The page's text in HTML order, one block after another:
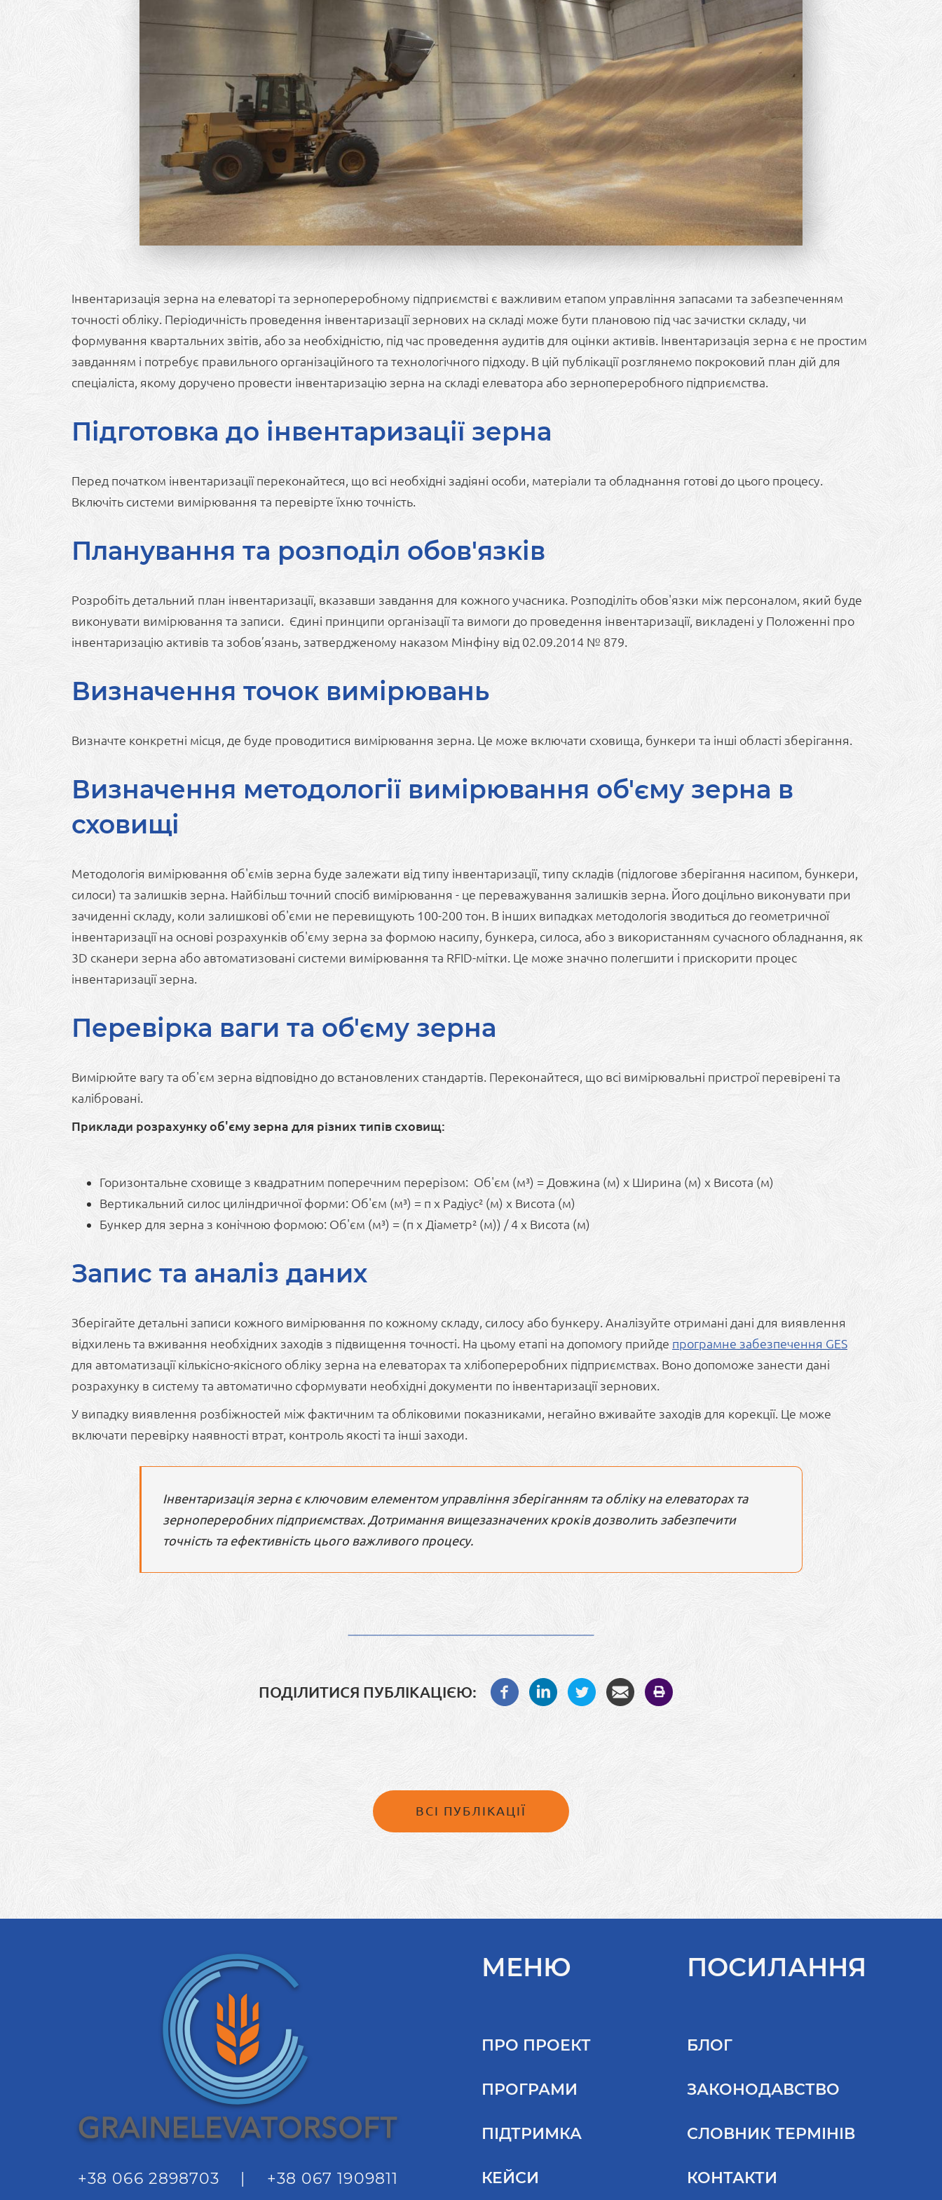
Інвентаризація зерна на елеваторі та зернопереробному підприємстві є важливим етапом управління запасами та забезпеченням
точності обліку. Періодичність проведення інвентаризації зернових на складі може бути плановою під час зачистки складу, чи
формування квартальних звітів, або за необхідністю, під час проведення аудитів для оцінки активів. Інвентаризація зерна є не простим
завданням і потребує правильного організаційного та технологічного підходу. В цій публікації розглянемо покроковий план дій для
спеціаліста, якому доручено провести інвентаризацію зерна на складі елеватора або зернопереробного підприємства.
Підготовка до інвентаризації зерна
Перед початком інвентаризації переконайтеся, що всі необхідні задіяні особи, матеріали та обладнання готові до цього процесу.
Включіть системи вимірювання та перевірте їхню точність.
Планування та розподіл обов'язків
Розробіть детальний план інвентаризації, вказавши завдання для кожного учасника. Розподіліть обов'язки між персоналом, який буде
виконувати вимірювання та записи. Єдині принципи організації та вимоги до проведення інвентаризації, викладені у Положенні про
інвентаризацію активів та зобов’язань, затвердженому наказом Мінфіну від 02.09.2014 № 879.
Визначення точок вимірювань
Визначте конкретні місця, де буде проводитися вимірювання зерна. Це може включати сховища, бункери та інші області зберігання.
Визначення методології вимірювання об'єму зерна в
сховищі
Методологія вимірювання об'ємів зерна буде залежати від типу інвентаризації, типу складів (підлогове зберігання насипом, бункери,
силоси) та залишків зерна. Найбільш точний спосіб вимірювання - це переважування залишків зерна. Його доцільно виконувати при
зачиденні складу, коли залишкові об'єми не перевищують 100-200 тон. В інших випадках методологія зводиться до геометричної
інвентаризації на основі розрахунків об'єму зерна за формою насипу, бункера, силоса, або з використанням сучасного обладнання, як
3D сканери зерна або автоматизовані системи вимірювання та RFID-мітки. Це може значно полегшити і прискорити процес
інвентаризації зерна.
Перевірка ваги та об'єму зерна
Вимірюйте вагу та об'єм зерна відповідно до встановлених стандартів. Переконайтеся, що всі вимірювальні пристрої перевірені та
калібровані.
Приклади розрахунку об'єму зерна для різних типів сховищ:
Горизонтальне сховище з квадратним поперечним перерізом: Об'єм (м³) = Довжина (м) x Ширина (м) x Висота (м)
Вертикальний силос циліндричної форми: Об'єм (м³) = π x Радіус² (м) x Висота (м)
Бункер для зерна з конічною формою: Об'єм (м³) = (π x Діаметр² (м)) / 4 x Висота (м)
Запис та аналіз даних
Зберігайте детальні записи кожного вимірювання по кожному складу, силосу або бункеру. Аналізуйте отримані дані для виявлення
відхилень та вживання необхідних заходів з підвищення точності. На цьому етапі на допомогу прийде програмне забезпечення GES
для автоматизації кількісно-якісного обліку зерна на елеваторах та хлібопереробних підприємствах. Воно допоможе занести дані
розрахунку в систему та автоматично сформувати необхідні документи по інвентаризації зернових.
У випадку виявлення розбіжностей між фактичним та обліковими показниками, негайно вживайте заходів для корекції. Це може
включати перевірку наявності втрат, контроль якості та інші заходи.
Інвентаризація зерна є ключовим елементом управління зберіганням та обліку на елеваторах та
зернопереробних підприємствах. Дотримання вищезазначених кроків дозволить забезпечити
точність та ефективність цього важливого процесу.
ПОДІЛИТИСЯ ПУБЛІКАЦІЄЮ:
ВСІ ПУБЛІКАЦІЇ
+38 066 2898703 | +38 067 1909811
МЕНЮ
ПРО ПРОЕКТ
ПРОГРАМИ
ПІДТРИМКА
КЕЙСИ
ПОСИЛАННЯ
БЛОГ
ЗАКОНОДАВСТВО
СЛОВНИК ТЕРМІНІВ
КОНТАКТИ